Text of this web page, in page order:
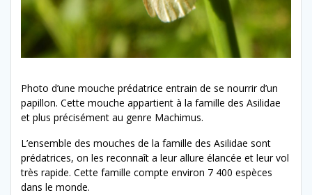
Photo d’une mouche prédatrice entrain de se nourrir d’un
papillon. Cette mouche appartient à la famille des Asilidae
et plus précisément au genre Machimus.
L’ensemble des mouches de la famille des Asilidae sont
prédatrices, on les reconnaît a leur allure élancée et leur vol
très rapide. Cette famille compte environ 7 400 espèces
dans le monde.